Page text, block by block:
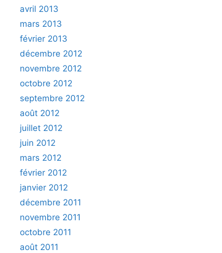
avril 2013
mars 2013
février 2013
décembre 2012
novembre 2012
octobre 2012
septembre 2012
août 2012
juillet 2012
juin 2012
mars 2012
février 2012
janvier 2012
décembre 2011
novembre 2011
octobre 2011
août 2011